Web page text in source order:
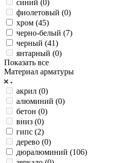
синий (0)
фиолетовый (0)
хром (45)
черно-белый (7)
черный (41)
янтарный (0)
Показать все
Материал арматуры
акрил (0)
алюминий (0)
бетон (0)
вниз (0)
гипс (2)
дерево (0)
дюралюминий (106)